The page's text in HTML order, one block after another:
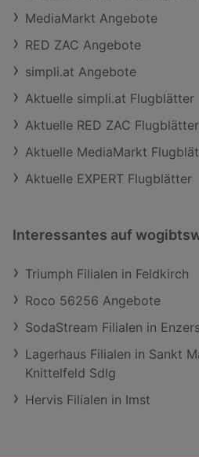
MediaMarkt Angebote
RED ZAC Angebote
simpli.at Angebote
Aktuelle simpli.at Flugblätter
Aktuelle RED ZAC Flugblätter
Aktuelle MediaMarkt
Aktuelle EXPERT Flugblätter
Interessantes auf
Triumph Filialen in Feldkirch
Roco 56256 Angebote
SodaStream Filialen in
Lagerhaus Filialen in Sankt
Knittelfeld Sdlg
Hervis Filialen in Imst